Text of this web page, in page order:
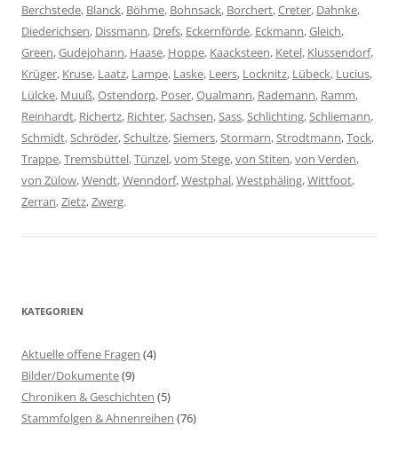
Berchstede, Blanck, Böhme, Bohnsack, Borchert,Creter, Dahnke,
Diederichsen, Dissmann, Drefs, Eckernförde, Eckmann,Gleich,
Green,Gudejohann, Haase, Hoppe, Kaacksteen, Ketel, Klussendorf,
Krüger, Kruse, Laatz, Lampe, Laske, Leers, Locknitz, Lübeck, Lucius,
Lülcke, Muuß,Ostendorp, Poser,Qualmann, Rademann, Ramm,
Reinhardt, Richertz, Richter,Sachsen,Sass,Schlichting,Schliemann,
Schmidt,Schröder,Schultze,Siemers,Stormarn,Strodtmann,Tock,
Trappe,Tremsbüttel,Tünzel,vom Stege,von Stiten,von Verden,
von Zülow,Wendt,Wenndorf,Westphal,Westphäling,Wittfoot,
Zerran,Zietz,Zwerg.
KATEGORIEN
Aktuelle offene Fragen (4)
Bilder/Dokumente(9)
Chroniken & Geschichten (5)
Stammfolgen & Ahnenreihen (76)